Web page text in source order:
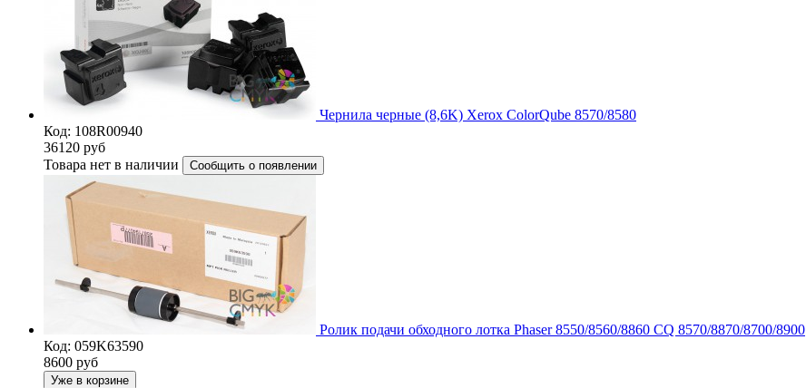
Чернила черные (8,6K) Xerox ColorQube 8570/8580
Код: 108R00940
36120 руб
Товара нет в наличии
Сообщить о появлении
Ролик подачи обходного лотка Phaser 8550/8560/8860 CQ 8570/8870/8700/8900
Код: 059K63590
8600 руб
Уже в корзине